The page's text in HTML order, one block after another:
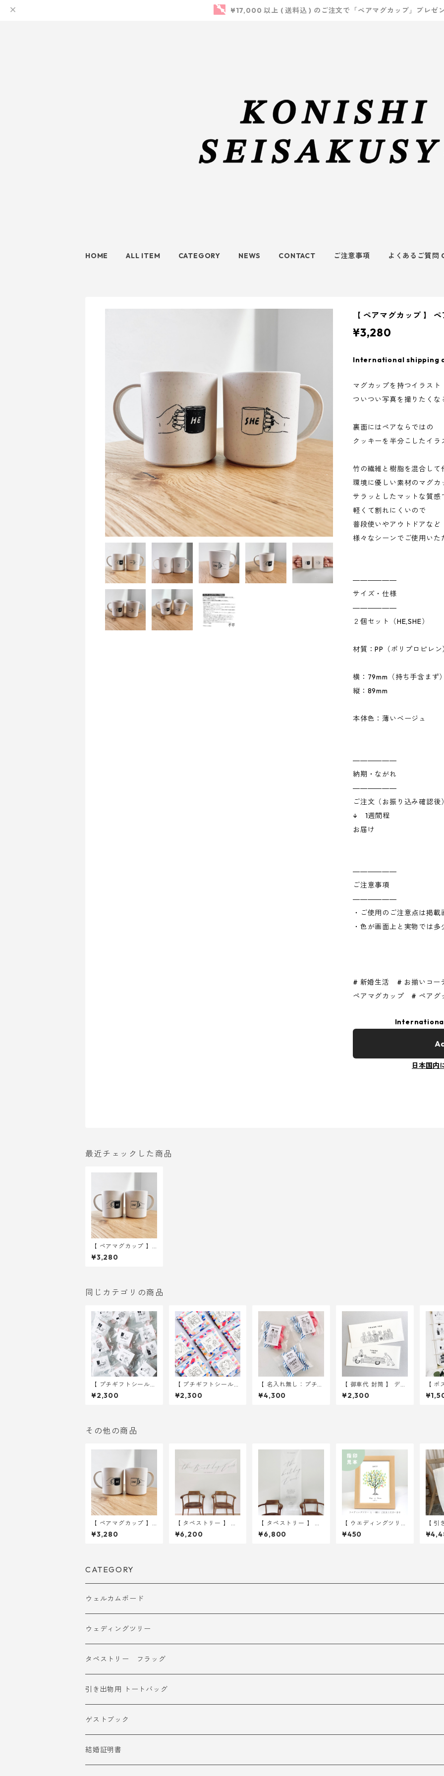
¥17,000 以上 ( 送料込 ) のご注文で「ペアマグカップ」プレゼ
HOME ALL ITEM CATEGORY NEWS CONTACT ご注意事項 よくあるご質問
【 ペアマグカップ 】
¥3,280
International shipping
マグカップを持つイラスト
ついつい写真を撮りたくな
裏面にはペアならではの
クッキーを半分こしたイラ
竹の繊維と樹脂を混合して
環境に優しい素材のマグカ
サラッとしたマットな質感
軽くて割れにくいので
普段使いやアウトドアなど
様々なシーンでご使用いた
――――――
サイズ・仕様
――――――
２個セット（HE,SHE）
材質：PP（ポリプロピレ
横：79mm（持ち手含まず
縦：89mm
本体色：薄いベージュ
――――――
納期・ながれ
――――――
ご注文（お振り込み確認後
↓ 1週間程
お届け
――――――
ご注意事項
――――――
・ご使用のご注意点は掲載
・色が画面上と実物では
# 新婚生活 # お揃いコ
ペアマグカップ # ペアグ
日本国内
最近チェックした商品
【 ペアマグカップ 】
ペアイラスト バンブー
エコマグ
¥3,280
同じカテゴリの商品
【 プチギフトシール
】 イラスト 6種入り
30枚 ｜ 結婚式 ウェ
¥2,300
【 プチギフトシール
】 GROOM&BRIDE 3
種入り 30枚 ｜ 結婚
¥2,300
【 名入れ無し：プチギ
フト用シール 】 イラ
スト 105枚入り ｜ 結
¥4,300
【 御車代 封筒 】 デザ
イン2種入り 10枚セ
ット ｜ 結婚式 ウェ
¥2,300
【
ェデ
0枚
その他の商品
【 ペアマグカップ 】
ペアイラスト バンブー
エコマグ
¥3,280
【 タペストリー 】 リ
ボンタペストリー 45
× 180cm お名前入れ
¥6,200
【 タペストリー 】 ク
ラシックタペストリー
60 × 180cm お名前
¥6,800
【 ウエディングツリー
】 見本 2Lサイズ紙
¥450
【
】 乾
式 ト
CATEGORY
ウェルカムボード
ウェディングツリー
タペストリー フラッグ
引き出物用 トートバッグ
ゲストブック
結婚証明書